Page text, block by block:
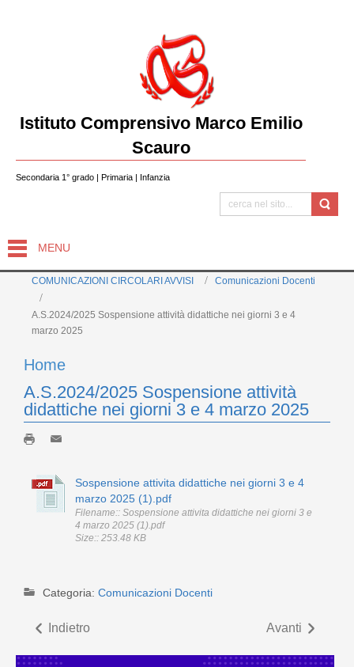
Istituto Comprensivo Marco Emilio
Scauro
Secondaria 1° grado | Primaria | Infanzia
MENU
COMUNICAZIONI CIRCOLARI AVVISI Comunicazioni Docenti
A.S.2024/2025 Sospensione attività didattiche nei giorni 3 e 4
marzo 2025
Home
A.S.2024/2025 Sospensione attività
didattiche nei giorni 3 e 4 marzo 2025
Sospensione attivita didattiche nei giorni 3 e 4
marzo 2025 (1).pdf
Filename:: Sospensione attivita didattiche nei giorni 3 e
4 marzo 2025 (1).pdf
Size:: 253.48 KB
Categoria: Comunicazioni Docenti
Indietro Avanti